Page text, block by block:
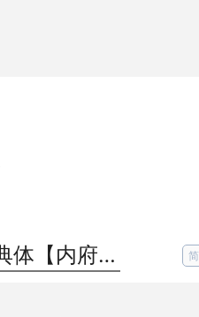
邯郸康熙字典体【内府简】 简